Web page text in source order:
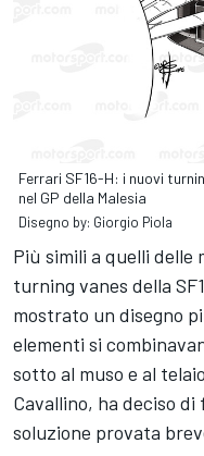
Ferrari SF16-H: i nuovi
nel GP della Malesia
Disegno by: Giorgio Piola
Più simili a quelli delle
turning vanes della
mostrato un disegno
elementi si
sotto al muso e al
Cavallino, ha deciso
soluzione provata